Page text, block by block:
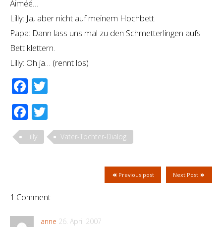
Aiméé…
Lilly: Ja, aber nicht auf meinem Hochbett.
Papa: Dann lass uns mal zu den Schmetterlingen aufs
Bett klettern.
Lilly: Oh ja… (rennt los)
Facebook
Facebook
Lilly Vater-Tochter-Dialog
Next Post
Previous post
1 Comment
anne 26. April 2007